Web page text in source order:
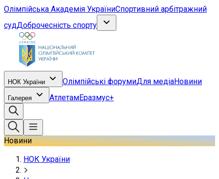
Олімпійська Академія УкраїниСпортивний арбітражний
судДоброчесність спорту
НОК України Олімпійські форумиДля медіаНовини
Галерея АтлетамЕразмус+
Новини
НОК України